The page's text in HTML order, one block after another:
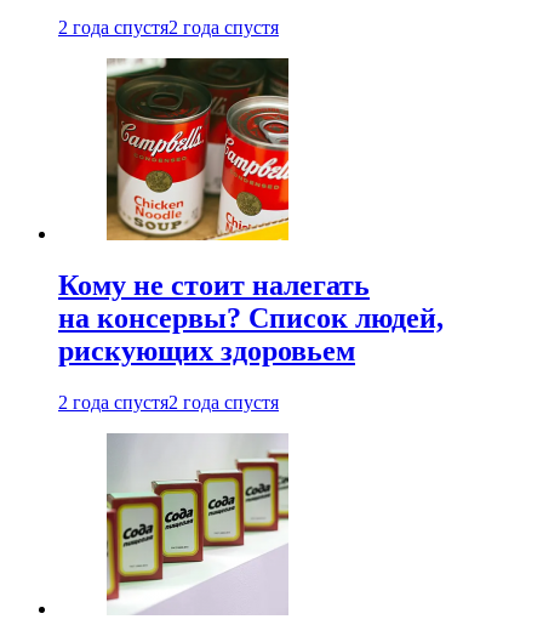
2 года спустя2 года спустя
Кому не стоит налегать
на консервы? Список людей,
рискующих здоровьем
2 года спустя2 года спустя